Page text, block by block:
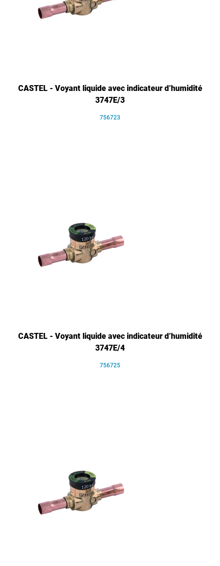
CASTEL - Voyant liquide avec indicateur d’humidité
3747E/3
756723
CASTEL - Voyant liquide avec indicateur d’humidité
3747E/4
756725